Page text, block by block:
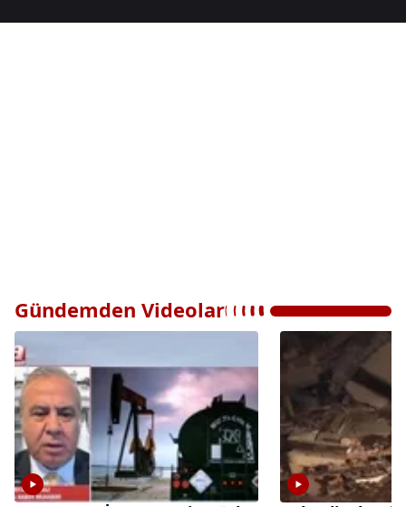
Gündemden Videolar